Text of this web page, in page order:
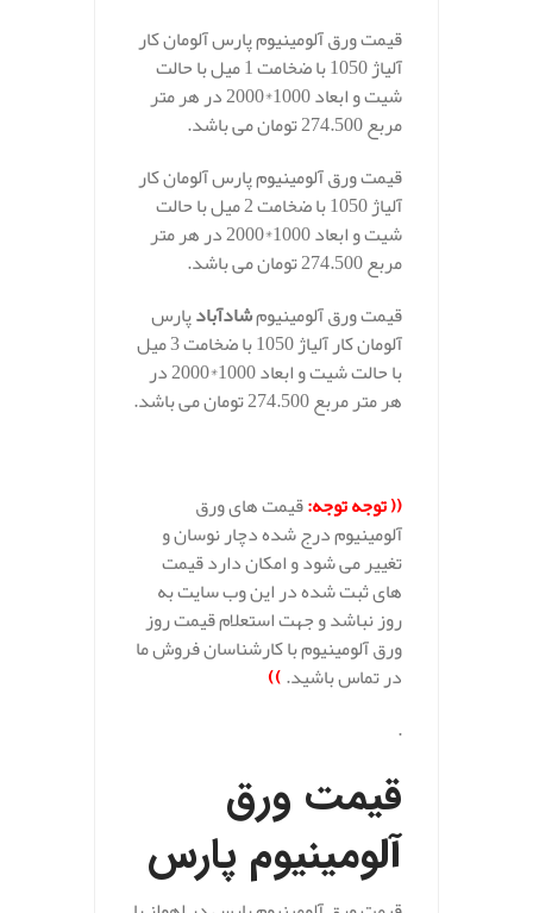
قیمت ورق آلومینیوم پارس آلومان کار
آلیاژ 1050 با ضخامت 1 میل با حالت
شیت و ابعاد 1000*2000 در هر متر
مربع 274.500 تومان می باشد.
قیمت ورق آلومینیوم پارس آلومان کار
آلیاژ 1050 با ضخامت 2 میل با حالت
شیت و ابعاد 1000*2000 در هر متر
مربع 274.500 تومان می باشد.
قیمت ورق آلومینیومشادآبادپارس
آلومان کار آلیاژ 1050 با ضخامت 3 میل
با حالت شیت و ابعاد 1000*2000 در
هر متر مربع 274.500 تومان می باشد.
((توجه توجه:قیمت های ورق
آلومینیوم درج شده دچار نوسان و
تغییر می شود و امکان دارد قیمت
های ثبت شده در این وب سایت به
روز نباشد و جهت استعلام قیمت روز
ورق آلومینیوم با کارشناسان فروش ما
در تماس باشید.))
.
قیمت ورق
آلومینیوم پارس